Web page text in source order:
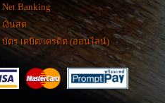
Net Banking
เงินสด
บัตร เดบิต/เครดิต (ออนไลน์)